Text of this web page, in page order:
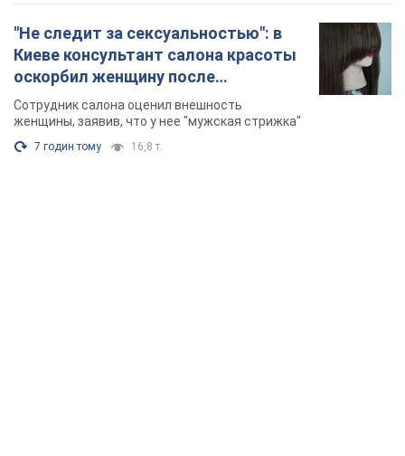
"Не следит за сексуальностью": в
Киеве консультант салона красоты
оскорбил женщину после
химиотерапии, разгорелся скандал.
Фото
Сотрудник салона оценил внешность
женщины, заявив, что у нее "мужская стрижка"
7 годин тому 16,8 т.